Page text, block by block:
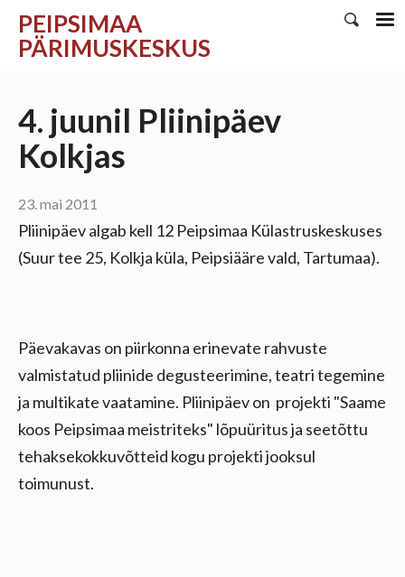
PEIPSIMAA
PÄRIMUSKESKUS
4. juunil Pliinipäev
Kolkjas
23. mai 2011
Pliinipäev algab kell 12 Peipsimaa Külastruskeskuses
(Suur tee 25, Kolkja küla, Peipsiääre vald, Tartumaa).
Päevakavas on piirkonna erinevate rahvuste
valmistatud pliinide degusteerimine, teatri tegemine
ja multikate vaatamine. Pliinipäev on projekti "Saame
koos Peipsimaa meistriteks" lõpuüritus ja seetõttu
tehaksekokkuvõtteid kogu projekti jooksul
toimunust.